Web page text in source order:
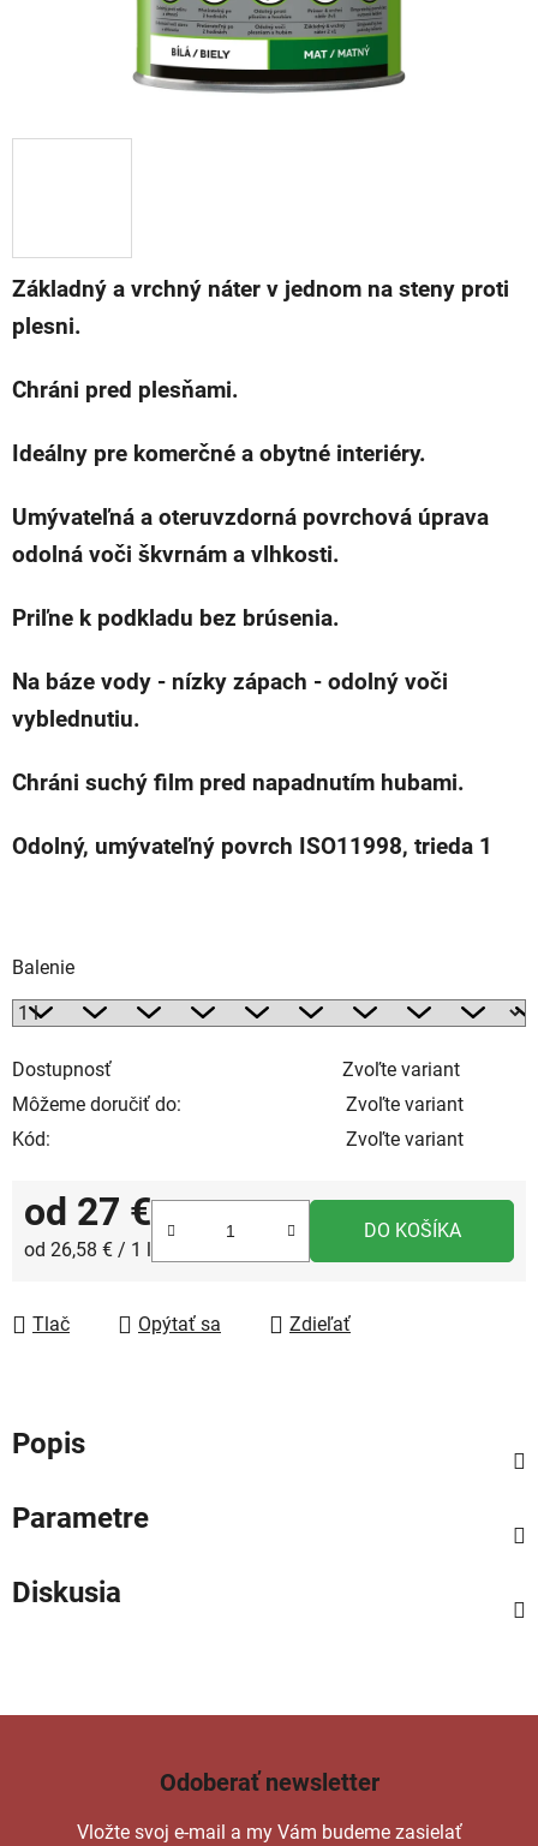
Základný a vrchný náter v jednom na steny proti
plesni.
Chráni pred plesňami.
Ideálny pre komerčné a obytné interiéry.
Umývateľná a oteruvzdorná povrchová úprava
odolná voči škvrnám a vlhkosti.
Priľne k podkladu bez brúsenia.
Na báze vody - nízky zápach - odolný voči
vyblednutiu.
Chráni suchý film pred napadnutím hubami.
Odolný, umývateľný povrch ISO11998, trieda 1
Balenie
Dostupnosť
Zvoľte variant
Môžeme doručiť do:
Zvoľte variant
Kód:
Zvoľte variant
od 27 €
Jednotková cena:
od 26,58 € / 1 l
DO KOŠÍKA
Tlač Opýtať sa Zdieľať
Popis
Parametre
Diskusia
Odoberať newsletter
Vložte svoj e-mail a my Vám budeme zasielať